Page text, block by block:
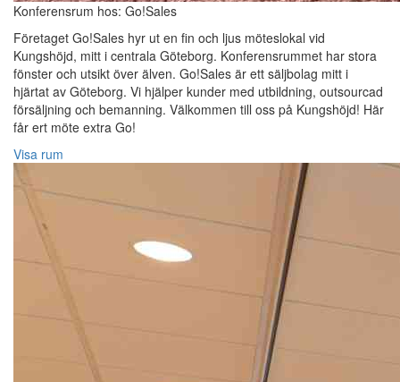
Konferensrum hos: Go!Sales
Företaget Go!Sales hyr ut en fin och ljus möteslokal vid
Kungshöjd, mitt i centrala Göteborg. Konferensrummet har stora
fönster och utsikt över älven. Go!Sales är ett säljbolag mitt i
hjärtat av Göteborg. Vi hjälper kunder med utbildning, outsourcad
försäljning och bemanning. Välkommen till oss på Kungshöjd! Här
får ert möte extra Go!
Visa rum